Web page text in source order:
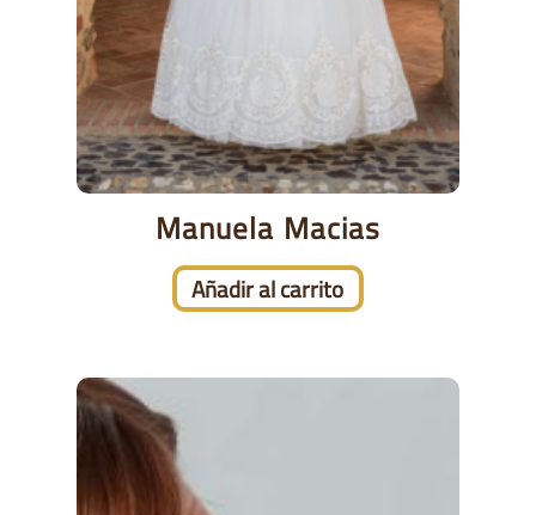
Manuela Macias
Añadir al carrito